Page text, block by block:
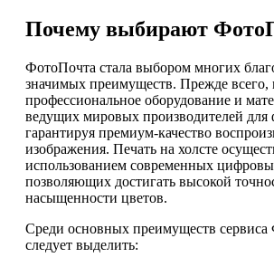
Почему выбирают
ФотоПочта стала выбором многих
значимых преимуществ. Прежде всего,
профессиональное оборудование и
ведущих мировых производителей для
гарантируя премиум-качество
изображения. Печать на холсте
использованием современных
позволяющих достигать высокой
насыщенности цветов.
Среди основных преимуществ сервиса
следует выделить: